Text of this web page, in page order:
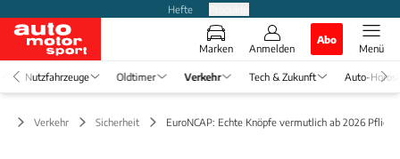
Hefte
Marken Anmelden
Abo
Menü
Nutzfahrzeuge Oldtimer Verkehr Tech & Zukunft Auto-
Verkehr Sicherheit EuroNCAP: Echte Knöpfe vermutlich ab 2026 Pflicht